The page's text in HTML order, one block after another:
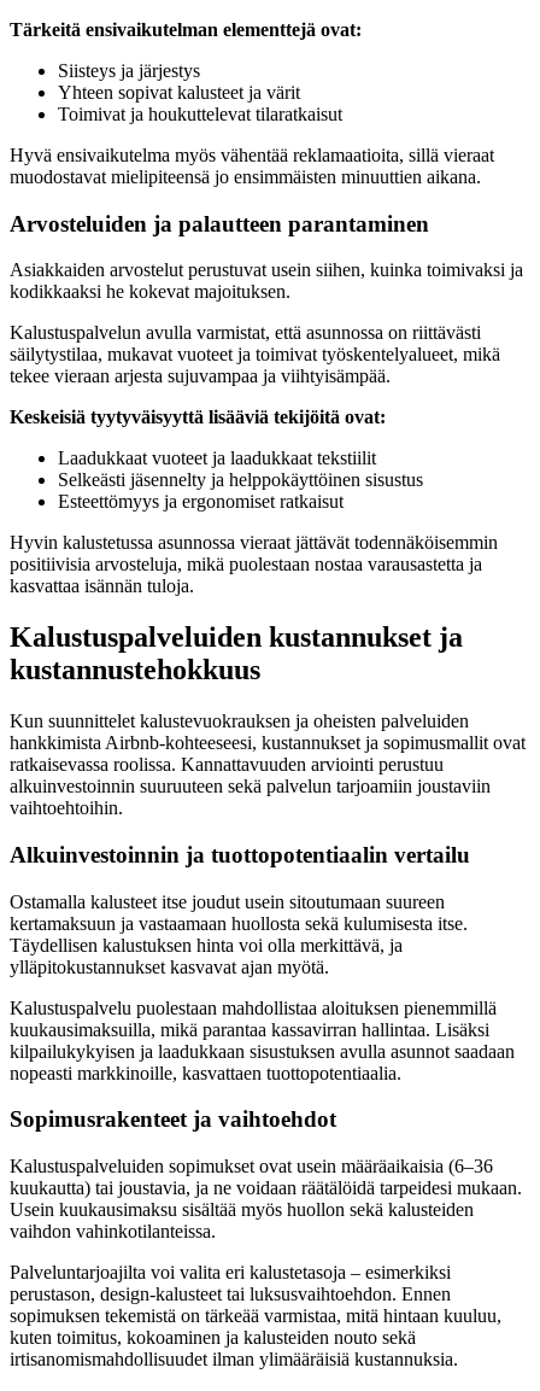
Tärkeitä ensivaikutelman elementtejä ovat:
Siisteys ja järjestys
Yhteen sopivat kalusteet ja värit
Toimivat ja houkuttelevat tilaratkaisut
Hyvä ensivaikutelma myös vähentää reklamaatioita, sillä vieraat
muodostavat mielipiteensä jo ensimmäisten minuuttien aikana.
Arvosteluiden ja palautteen parantaminen
Asiakkaiden arvostelut perustuvat usein siihen, kuinka toimivaksi ja
kodikkaaksi he kokevat majoituksen.
Kalustuspalvelun avulla varmistat, että asunnossa on riittävästi
säilytystilaa, mukavat vuoteet ja toimivat työskentelyalueet, mikä
tekee vieraan arjesta sujuvampaa ja viihtyisämpää.
Keskeisiä tyytyväisyyttä lisääviä tekijöitä ovat:
Laadukkaat vuoteet ja laadukkaat tekstiilit
Selkeästi jäsennelty ja helppokäyttöinen sisustus
Esteettömyys ja ergonomiset ratkaisut
Hyvin kalustetussa asunnossa vieraat jättävät todennäköisemmin
positiivisia arvosteluja, mikä puolestaan nostaa varausastetta ja
kasvattaa isännän tuloja.
Kalustuspalveluiden kustannukset ja
kustannustehokkuus
Kun suunnittelet kalustevuokrauksen ja oheisten palveluiden
hankkimista Airbnb-kohteeseesi, kustannukset ja sopimusmallit ovat
ratkaisevassa roolissa. Kannattavuuden arviointi perustuu
alkuinvestoinnin suuruuteen sekä palvelun tarjoamiin joustaviin
vaihtoehtoihin.
Alkuinvestoinnin ja tuottopotentiaalin vertailu
Ostamalla kalusteet itse joudut usein sitoutumaan suureen
kertamaksuun ja vastaamaan huollosta sekä kulumisesta itse.
Täydellisen kalustuksen hinta voi olla merkittävä, ja
ylläpitokustannukset kasvavat ajan myötä.
Kalustuspalvelu puolestaan mahdollistaa aloituksen pienemmillä
kuukausimaksuilla, mikä parantaa kassavirran hallintaa. Lisäksi
kilpailukykyisen ja laadukkaan sisustuksen avulla asunnot saadaan
nopeasti markkinoille, kasvattaen tuottopotentiaalia.
Sopimusrakenteet ja vaihtoehdot
Kalustuspalveluiden sopimukset ovat usein määräaikaisia (6–36
kuukautta) tai joustavia, ja ne voidaan räätälöidä tarpeidesi mukaan.
Usein kuukausimaksu sisältää myös huollon sekä kalusteiden
vaihdon vahinkotilanteissa.
Palveluntarjoajilta voi valita eri kalustetasoja – esimerkiksi
perustason, design-kalusteet tai luksusvaihtoehdon. Ennen
sopimuksen tekemistä on tärkeää varmistaa, mitä hintaan kuuluu,
kuten toimitus, kokoaminen ja kalusteiden nouto sekä
irtisanomismahdollisuudet ilman ylimääräisiä kustannuksia.